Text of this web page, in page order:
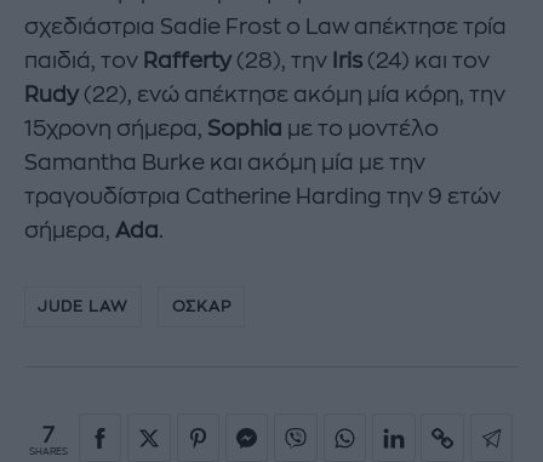
σχεδιάστρια Sadie Frost ο Law απέκτησε τρία
παιδιά, τον Rafferty(28), την Iris (24) και τον
Rudy(22), ενώ απέκτησε ακόμη μία κόρη, την
15χρονη σήμερα, Sophia με το μοντέλο
Samantha Burke και ακόμη μία με την
τραγουδίστρια Catherine Harding την 9 ετών
σήμερα, Ada.
JUDE LAW ΟΣΚΑΡ
7
SHARES